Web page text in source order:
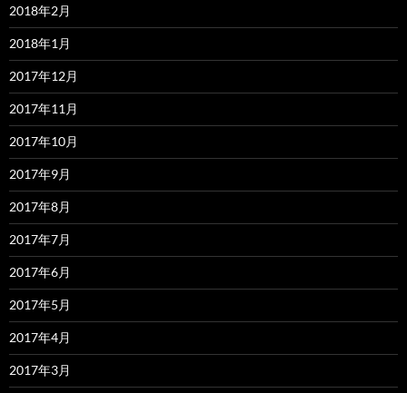
2018年2月
2018年1月
2017年12月
2017年11月
2017年10月
2017年9月
2017年8月
2017年7月
2017年6月
2017年5月
2017年4月
2017年3月